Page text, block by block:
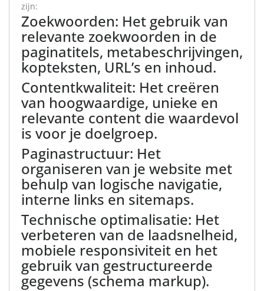
zijn:
Zoekwoorden: Het gebruik van
relevante zoekwoorden in de
paginatitels, metabeschrijvingen,
kopteksten, URL’s en inhoud.
Contentkwaliteit: Het creëren
van hoogwaardige, unieke en
relevante content die waardevol
is voor je doelgroep.
Paginastructuur: Het
organiseren van je website met
behulp van logische navigatie,
interne links en sitemaps.
Technische optimalisatie: Het
verbeteren van de laadsnelheid,
mobiele responsiviteit en het
gebruik van gestructureerde
gegevens (schema markup).